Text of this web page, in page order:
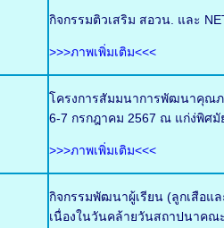
กิจกรรมติวเสริม สอวน. และ
>>>ภาพเพิ่มเติม<<<
โครงการสัมมนาการพัฒนาคุณภ
6-7 กรกฎาคม 2567 ณ แก่ง่พิศ
>>>ภาพเพิ่มเติม<<<
กิจกรรมพัฒนาผู้เรียน (ลูกเสือ
เนื่องในวันคล้ายวันสถาปนาคณ